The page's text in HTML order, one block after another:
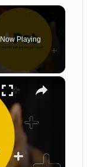
Now Playing
×